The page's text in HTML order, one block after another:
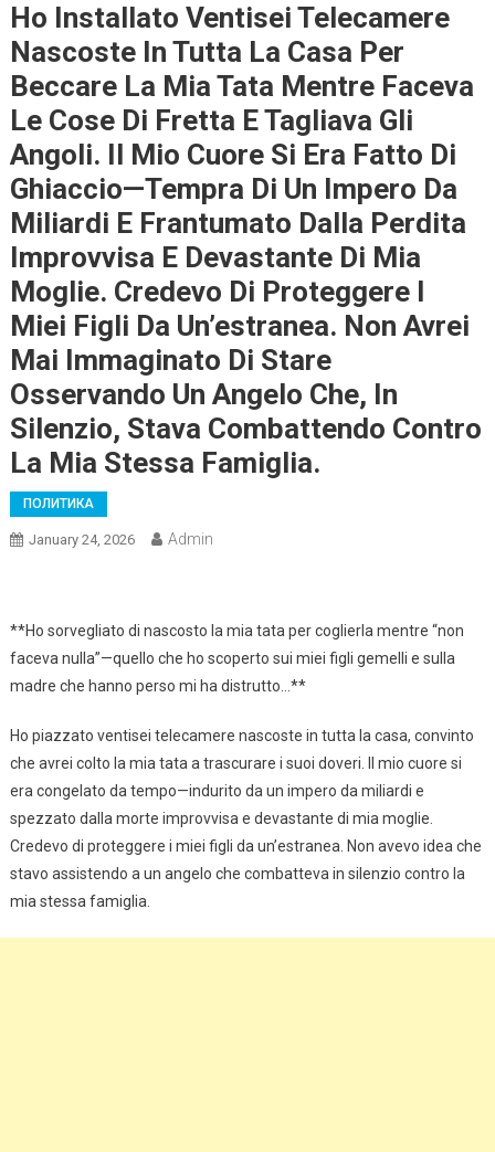
Ho Installato Ventisei Telecamere
Nascoste In Tutta La Casa Per
Beccare La Mia Tata Mentre Faceva
Le Cose Di Fretta E Tagliava Gli
Angoli. Il Mio Cuore Si Era Fatto Di
Ghiaccio—Tempra Di Un Impero Da
Miliardi E Frantumato Dalla Perdita
Improvvisa E Devastante Di Mia
Moglie. Credevo Di Proteggere I
Miei Figli Da Un’estranea. Non Avrei
Mai Immaginato Di Stare
Osservando Un Angelo Che, In
Silenzio, Stava Combattendo Contro
La Mia Stessa Famiglia.
ПОЛИТИКА
January 24, 2026 Admin
**Ho sorvegliato di nascosto la mia tata per coglierla mentre “non
faceva nulla”—quello che ho scoperto sui miei figli gemelli e sulla
madre che hanno perso mi ha distrutto…**
Ho piazzato ventisei telecamere nascoste in tutta la casa, convinto
che avrei colto la mia tata a trascurare i suoi doveri. Il mio cuore si
era congelato da tempo—indurito da un impero da miliardi e
spezzato dalla morte improvvisa e devastante di mia moglie.
Credevo di proteggere i miei figli da un’estranea. Non avevo idea che
stavo assistendo a un angelo che combatteva in silenzio contro la
mia stessa famiglia.